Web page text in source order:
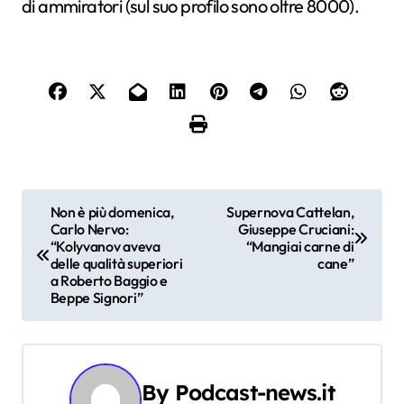
di ammiratori (sul suo profilo sono oltre 8000).
i
g
Non è più domenica,
Carlo Nervo:
“Kolyvanov aveva
delle qualità superiori
a Roberto Baggio e
Beppe Signori”
Supernova Cattelan,
Giuseppe Cruciani:
“Mangiai carne di
cane”
By Podcast-news.it